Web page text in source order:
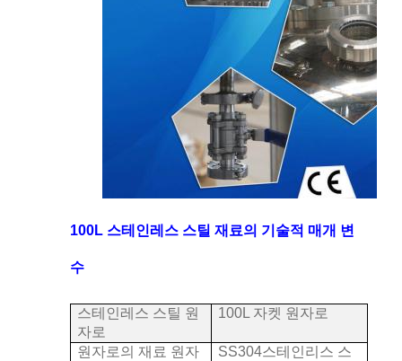
100L 스테인레스 스틸 재료의 기술적 매개 변
수
스테인레스 스틸 원
자로
100L 자켓 원자로
원자로의 재료 원자
SS304스테인리스 스